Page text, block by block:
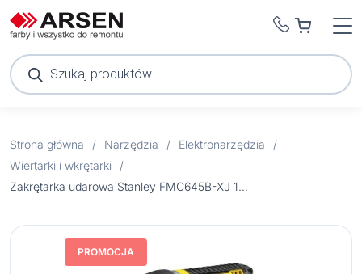
Wyszukiwarka
produktów
Strona główna / Narzędzia / Elektronarzędzia
/
Wiertarki i wkrętarki
/
Zakrętarka udarowa Stanley FMC645B-XJ 18V bez aku
PROMOCJA